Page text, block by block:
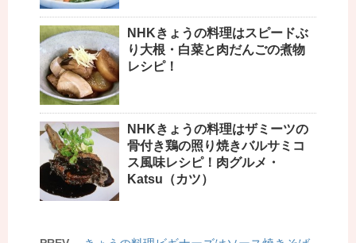
NHKきょうの料理はスピードぶ
り大根・白菜と肉だんごの煮物
レシピ！
NHKきょうの料理はザミーツの
骨付き鶏の照り焼きバルサミコ
ス風味レシピ！肉グルメ・
Katsu（カツ）